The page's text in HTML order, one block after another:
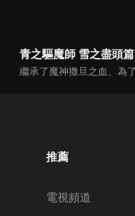
青之驅魔師 雪之盡頭篇
推薦
電視頻道